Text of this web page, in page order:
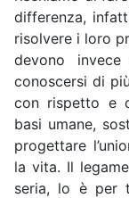
differenza,
risolvere i loro
devono
conoscersi di
con rispetto e
basi umane,
progettare
la vita. Il
seria, lo è per